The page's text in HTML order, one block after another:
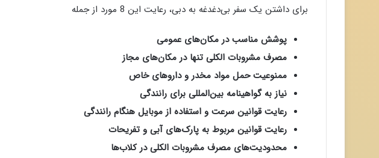
برای داشتن یک سفر بی‌دغدغه به دبی، رعایت این 8 مورد از جمله
پوشش مناسب در مکان‌های عمومی
مصرف مشروبات الکلی تنها در مکان‌های مجاز
ممنوعیت حمل مواد مخدر و داروهای خاص
نیاز به گواهینامه بین‌المللی برای رانندگی
رعایت قوانین سرعت و استفاده از موبایل هنگام رانندگی
رعایت قوانین مربوط به پارک‌های آبی و تفریحات
محدودیت‌های مصرف مشروبات الکلی در کلاب‌ها